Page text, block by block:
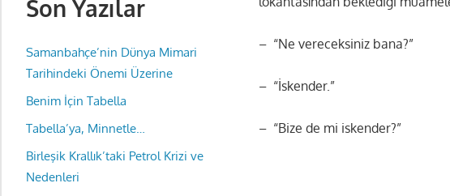
– “Ne vereceksiniz bana?”
– “İskender.”
– “Bize de mi iskender?”
Son Yazılar
Samanbahçe’nin Dünya Mimari
Tarihindeki Önemi Üzerine
Benim İçin Tabella
Tabella’ya, Minnetle…
Birleşik Krallık’taki Petrol Krizi ve
Nedenleri